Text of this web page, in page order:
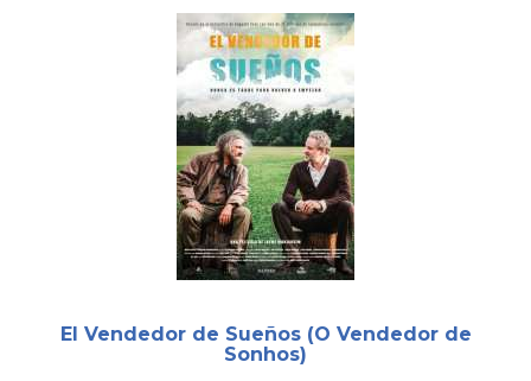
El Vendedor de Sueños (O Vendedor de
Sonhos)